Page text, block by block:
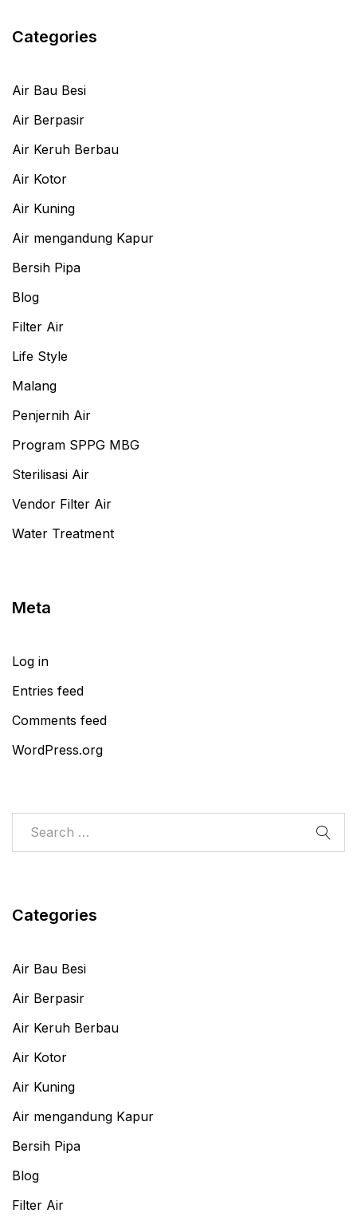
Categories
Air Bau Besi
Air Berpasir
Air Keruh Berbau
Air Kotor
Air Kuning
Air mengandung Kapur
Bersih Pipa
Blog
Filter Air
Life Style
Malang
Penjernih Air
Program SPPG MBG
Sterilisasi Air
Vendor Filter Air
Water Treatment
Meta
Log in
Entries feed
Comments feed
WordPress.org
Categories
Air Bau Besi
Air Berpasir
Air Keruh Berbau
Air Kotor
Air Kuning
Air mengandung Kapur
Bersih Pipa
Blog
Filter Air